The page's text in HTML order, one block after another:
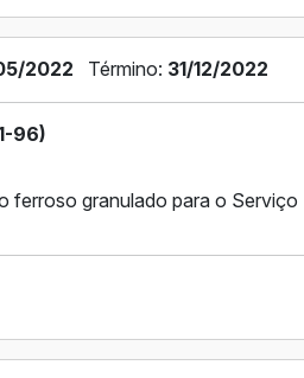
2022 Término: 31/12/2022
96)
ferroso granulado para o Serviço